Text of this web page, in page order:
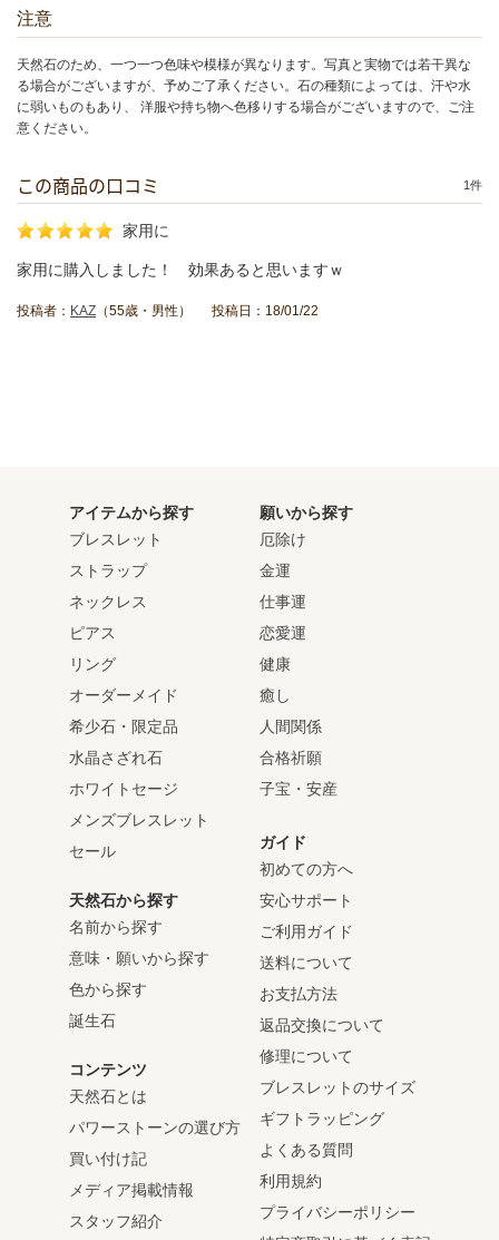
注意
天然石のため、一つ一つ色味や模様が異なります。写真と実物では若干異な
る場合がございますが、予めご了承ください。石の種類によっては、汗や水
に弱いものもあり、 洋服や持ち物へ色移りする場合がございますので、ご注
意ください。
この商品の口コミ 1件
家用に
家用に購入しました！ 効果あると思いますｗ
投稿者： KAZ （55歳・男性） 投稿日：18/01/22
アイテムから探す
ブレスレット
ストラップ
ネックレス
ピアス
リング
オーダーメイド
希少石・限定品
水晶さざれ石
ホワイトセージ
メンズブレスレット
セール
願いから探す
厄除け
金運
仕事運
恋愛運
健康
癒し
人間関係
合格祈願
子宝・安産
天然石から探す
名前から探す
意味・願いから探す
色から探す
誕生石
コンテンツ
天然石とは
パワーストーンの選び方
買い付け記
メディア掲載情報
スタッフ紹介
ガイド
初めての方へ
安心サポート
ご利用ガイド
送料について
お支払方法
返品交換について
修理について
ブレスレットのサイズ
ギフトラッピング
よくある質問
利用規約
プライバシーポリシー